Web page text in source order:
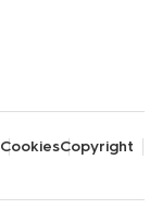
CookiesCopyright